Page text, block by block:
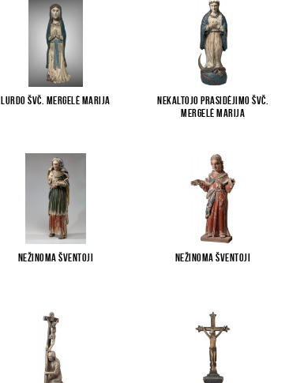
Lurdo Švč. Mergelė Marija
Nekaltojo Prasidėjimo Švč.
Mergelė Marija
Nežinoma šventoji Nežinoma šventoji